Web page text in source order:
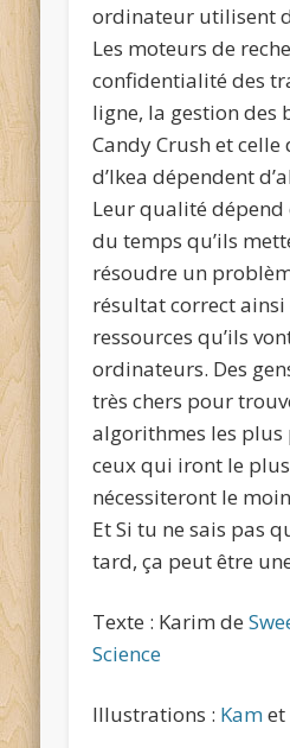
ordinateur utilisent
Les moteurs de
confidentialité des
ligne, la gestion des
Candy Crush et celle
d’Ikea dépendent
Leur qualité dépend
du temps qu’ils
résoudre un
résultat correct ainsi
ressources qu’ils
ordinateurs. Des
très chers pour
algorithmes les
ceux qui iront le
nécessiteront le
Et Si tu ne sais pas
tard, ça peut être
Texte : Karim de
Science
Illustrations : Kamet